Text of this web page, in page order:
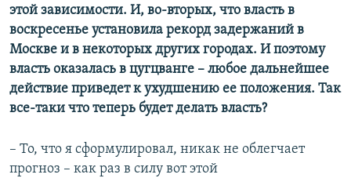
этой зависимости. И, во-вторых, что власть в
воскресенье установила рекорд задержаний в
Москве и в некоторых других городах. И поэтому
власть оказалась в цугцванге – любое дальнейшее
действие приведет к ухудшению ее положения. Так
все-таки что теперь будет делать власть?
– То, что я сформулировал, никак не облегчает
прогноз – как раз в силу вот этой